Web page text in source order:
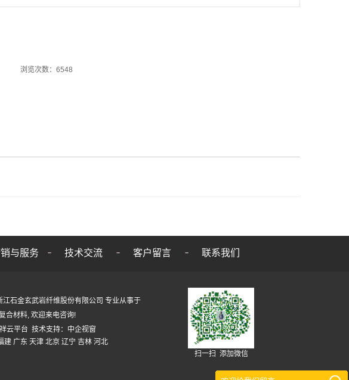
浏览次数：6548
与服务 技术交流 客户留言 联系我们
石金玄武岩纤维股份有限公司 专业从事于
合材料, 欢迎来电咨询!
祥云平台 技术支持：
中企视窗
建 广东 天津 北京 辽宁 吉林 河北
扫一扫 添加微信